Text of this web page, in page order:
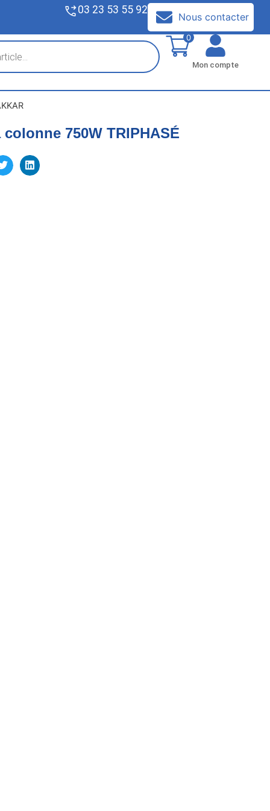
03 23 53 55 92
Nous contacter
0
Mon compte
colonne 750W TRIPHASÉ